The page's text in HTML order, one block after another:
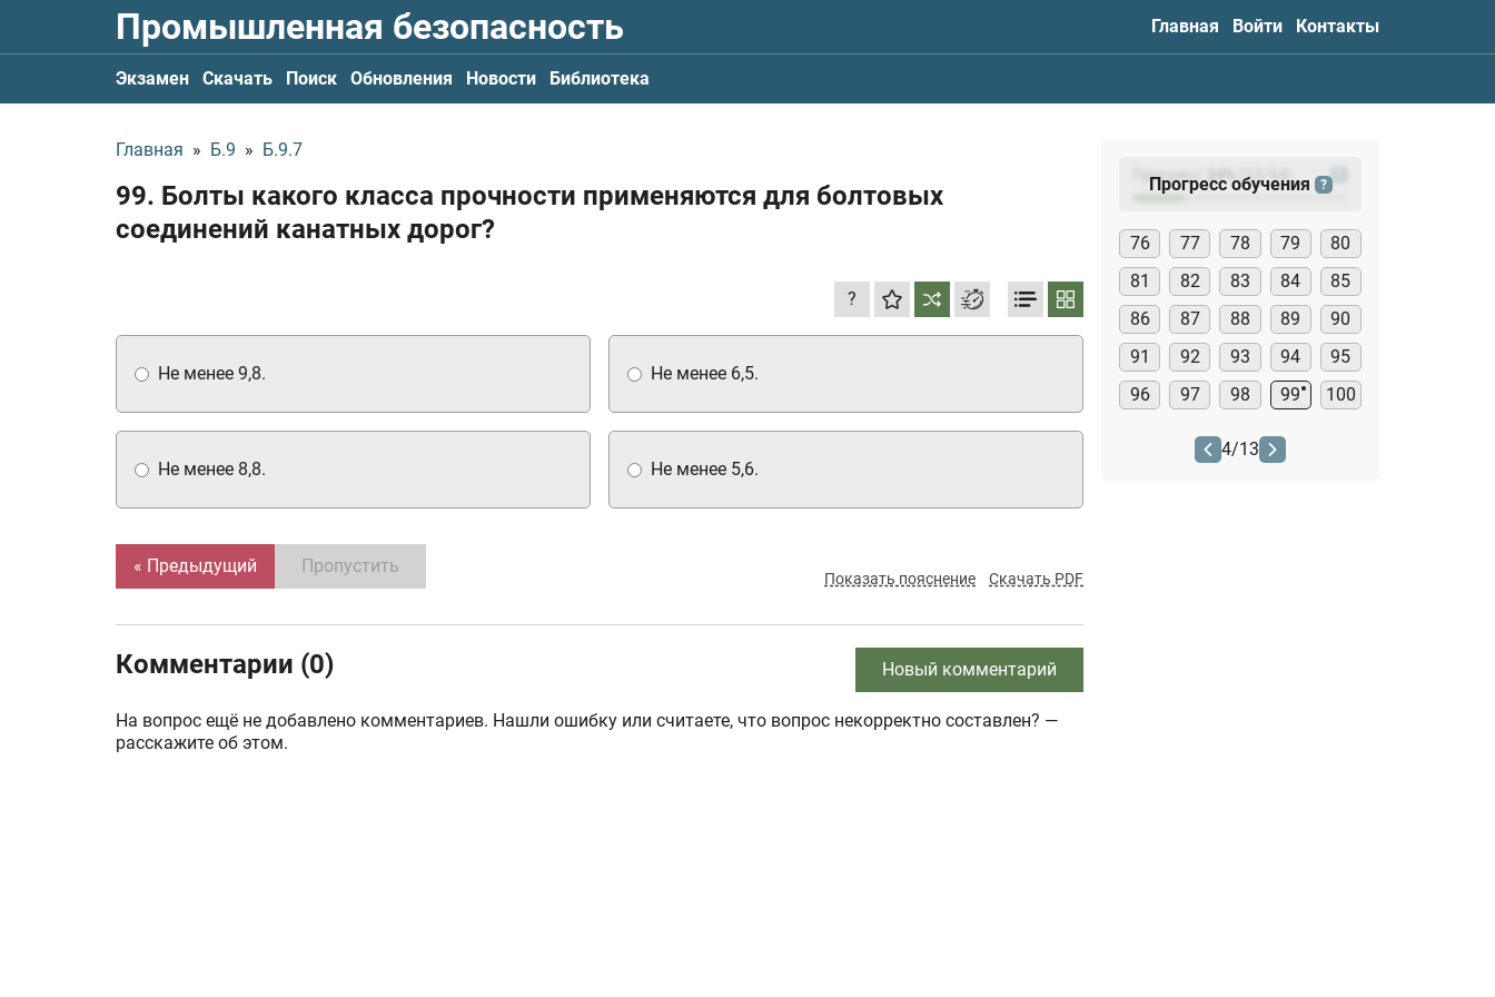
Промышленная безопасность Главная Войти Контакты
Экзамен Скачать Поиск Обновления Новости Библиотека
Главная » Б.9 » Б.9.7
99. Болты какого класса прочности применяются для болтовых
соединений канатных дорог?
?
Не менее 8,8. Не менее 5,6.
Не менее 6,5.
Не менее 9,8.
« Предыдущий Пропустить
Показать пояснение Скачать PDF
Комментарии (0) Новый комментарий
На вопрос ещё не добавлено комментариев. Нашли ошибку или считаете, что вопрос некорректно составлен? —
расскажите об этом.
Прогресс: (23
Прогресс обучения ?
76 77 78 79
80
81
82 83 84
85
86
87 88 89
90
91
92 93 94
95
96
97 98 99 100
4/13